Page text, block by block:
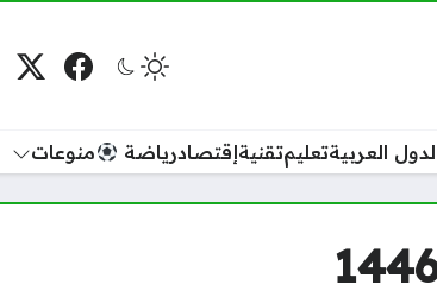
فيسبوك
العربيةتعليمتقنيةإقتصادرياضة منوعات